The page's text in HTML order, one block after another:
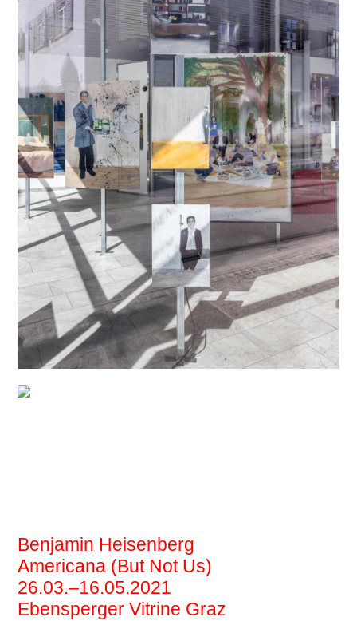
Benjamin Heisenberg
Americana (But Not Us)
26.03.–16.05.2021
Ebensperger Vitrine Graz